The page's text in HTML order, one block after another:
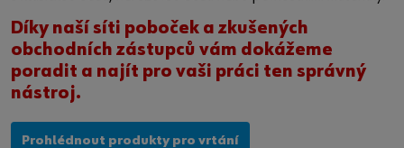
Díky naší síti poboček a zkušených
obchodních zástupců vám dokážeme
poradit a najít pro vaši práci ten správný
nástroj.
Prohlédnout produkty pro vrtání